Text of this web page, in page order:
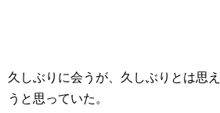
久しぶりに会うが、久しぶりとは思
うと思っていた。